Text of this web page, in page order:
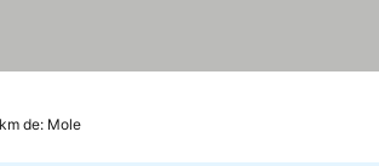
de: Mole